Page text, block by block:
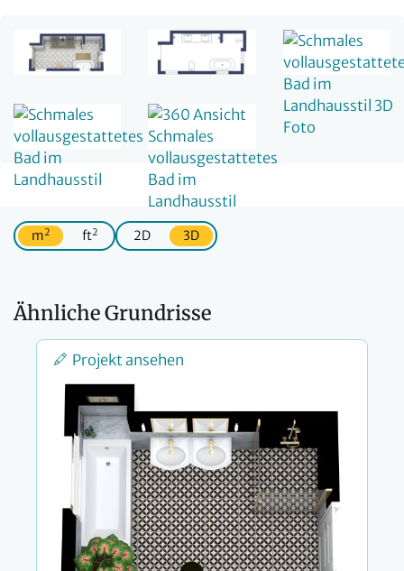
m2 ft2 2D 3D
Ähnliche Grundrisse
Projekt ansehen